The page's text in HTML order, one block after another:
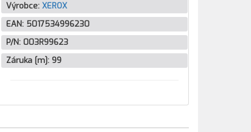
Výrobce: XEROX
EAN: 5017534996230
P/N: 003R99623
Záruka [m]: 99